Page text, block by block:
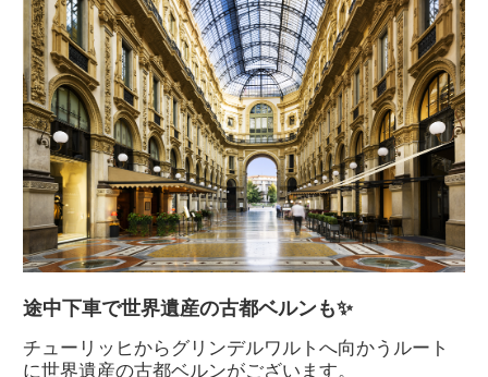
途中下車で世界遺産の古都ベルンも✨
チューリッヒからグリンデルワルトへ向かうルート
に世界遺産の古都ベルンがございます。